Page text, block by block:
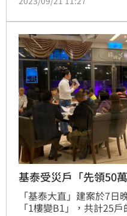
滿足」，痛批今天應該
基泰受災戶「先領50
「基泰大直」建案於7
「1樓變B1」，共計25